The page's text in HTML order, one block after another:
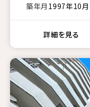
築年月 1997年10月
詳細を見る